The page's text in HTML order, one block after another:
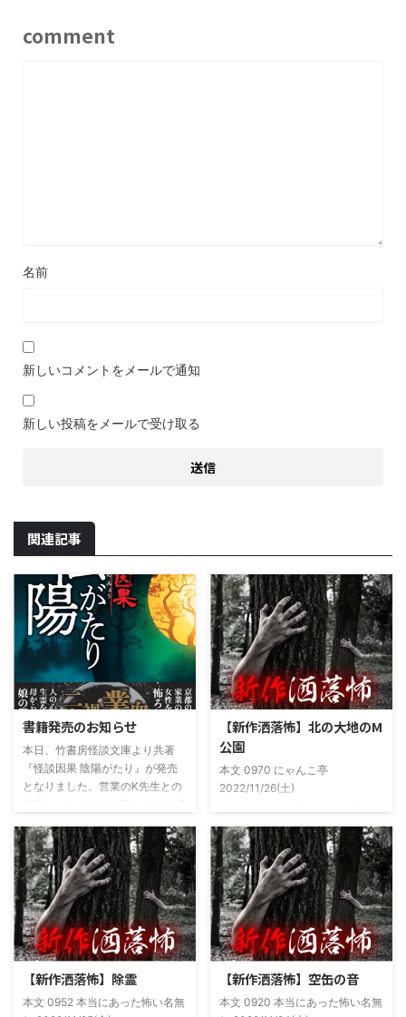
comment
名前
新しいコメントをメールで通知
新しい投稿をメールで受け取る
関連記事
書籍発売のお知らせ
本日、竹書房怪談文庫より共著
『怪談因果 陰陽がたり』が発売
となりました。営業のK先生との
上げましたので内容の濃さ・面白
さは保証します。ぜひともご購入
くださいませ。 書影かっこいい
ですね！帯の煽り文句も最高です
(^^)v購入ページ
https://amzn.to/49NrwuE特設ペ
ージ
54ee5238af1
【新作洒落怖】北の大地のM
公園
本文 0970 にゃんこ亭
2022/11/26(土)
に言うオカルト系な話がまあまあ
好きで、最近占いとかを副業で始
めてた。今はちょっとメンタルの
状況やらで退いたけど実力試しも
かねてSNSでフォロワー相手に占
いとかしていたもんです。実力
は・・・ありがたいことに当たっ
た！ドンピシャ！と嬉しい声もあ
合ったのが大学生のAちゃん。彼
女もオカルト系な話が好きで(そ
【新作洒落怖】除霊
本文 0952 本当にあった怖い名無
【新作洒落怖】空缶の音
本文 0920 本当にあった怖い名無